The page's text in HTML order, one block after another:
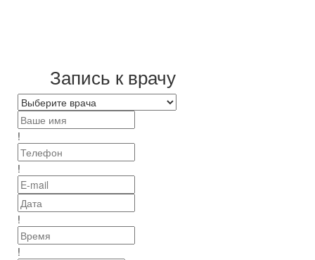
Запись к врачу
!
!
!
!